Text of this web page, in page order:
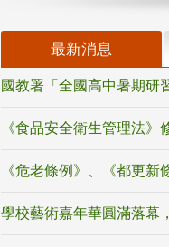
最新消息
國教署「全國高中暑期研
《食品安全衛生管理法》
《危老條例》、《都更新
學校藝術嘉年華圓滿落幕